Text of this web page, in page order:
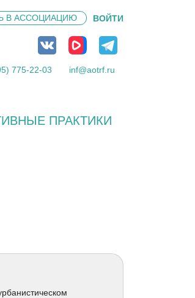
В АССОЦИАЦИЮ ВОЙТИ
775-22-03 inf@aotrf.ru
ПРАКТИКИ